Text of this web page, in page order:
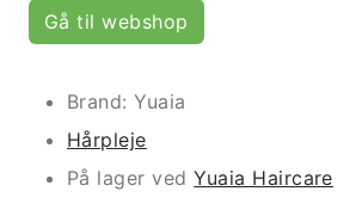
Gå til webshop
Brand: Yuaia
Hårpleje
På lager vedYuaia Haircare